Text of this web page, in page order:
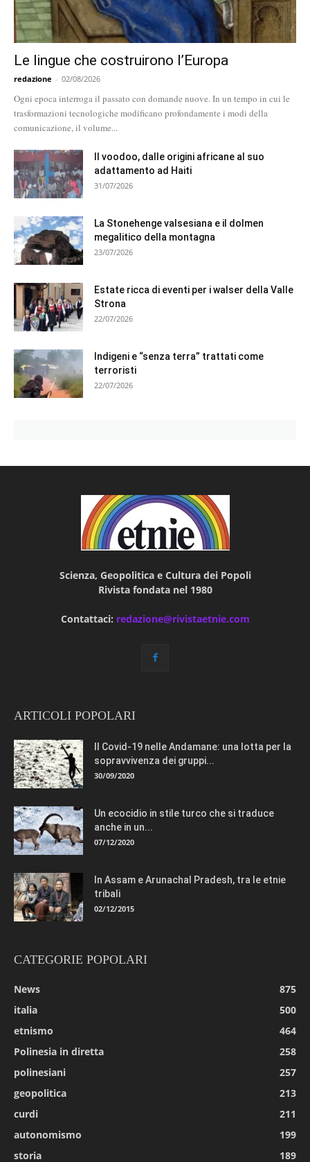
Le lingue che costruirono l’Europa
redazione - 02/08/2026
Ogni epoca interroga il passato con domande nuove. In un tempo in cui le
trasformazioni tecnologiche modificano profondamente i modi della
comunicazione, il volume...
Il voodoo, dalle origini africane al suo
adattamento ad Haiti
31/07/2026
La Stonehenge valsesiana e il dolmen
megalitico della montagna
23/07/2026
Estate ricca di eventi per i walser della Valle
Strona
22/07/2026
Indigeni e “senza terra” trattati come
terroristi
22/07/2026
Scienza, Geopolitica e Cultura dei Popoli
Rivista fondata nel 1980
Contattaci: redazione@rivistaetnie.com
ARTICOLI POPOLARI
Il Covid-19 nelle Andamane: una lotta per la
sopravvivenza dei gruppi...
30/09/2020
Un ecocidio in stile turco che si traduce
anche in un...
07/12/2020
In Assam e Arunachal Pradesh, tra le etnie
tribali
02/12/2015
CATEGORIE POPOLARI
News
875
italia
500
etnismo
464
Polinesia in diretta
258
polinesiani
257
geopolitica
213
curdi
211
autonomismo
199
storia
189